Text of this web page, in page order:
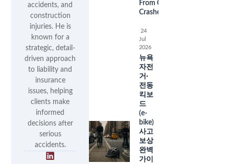
accidents, and
construction
injuries. He is
known for a
strategic, detail-
driven approach
to liability and
insurance
issues, helping
clients make
informed
decisions after
serious
accidents.
From Car
Crashes
24
Jul
2026
뉴욕
자전
거·
전동
킥보
드
(e-
bike)
사고
보상
완벽
가이